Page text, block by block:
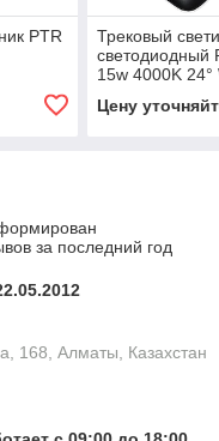
PTR
Трековый
светодиодный
15w 4000K 24°
Цену
за последний год
168, Алматы, Казахстан